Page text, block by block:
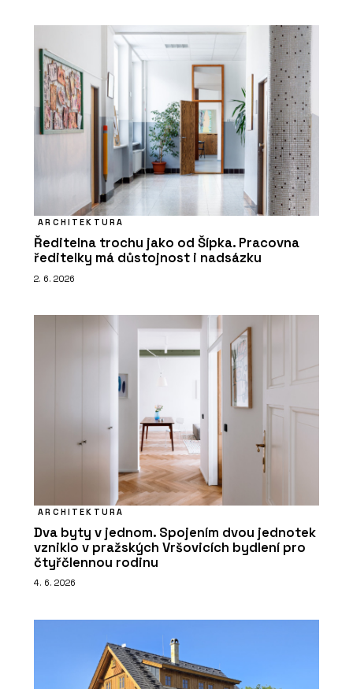
ARCHITEKTURA
Ředitelna trochu jako od Šípka. Pracovna
ředitelky má důstojnost i nadsázku
2. 6. 2026
ARCHITEKTURA
Dva byty v jednom. Spojením dvou jednotek
vzniklo v pražských Vršovicích bydlení pro
čtyřčlennou rodinu
4. 6. 2026